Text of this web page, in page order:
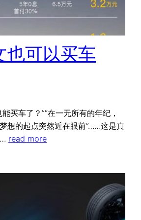
也可以买车
买车了？”“在一无所有的年纪，
想的起点突然近在眼前”……这是真
read more